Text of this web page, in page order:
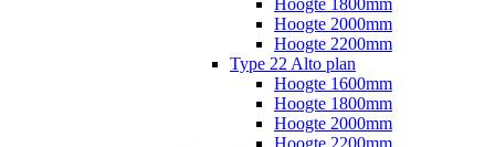
Hoogte 1800mm
Hoogte 2000mm
Hoogte 2200mm
Type 22 Alto plan
Hoogte 1600mm
Hoogte 1800mm
Hoogte 2000mm
Hoogte 2200mm